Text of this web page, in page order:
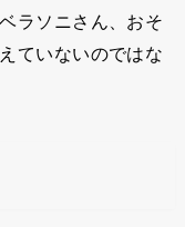
ラソニさん、おそ
ていないのではな